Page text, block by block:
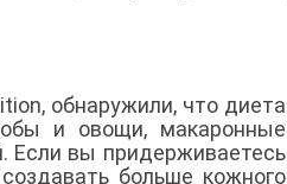
обнаружили, что диета
и овощи, макаронные
Если вы придерживаетесь
больше кожного